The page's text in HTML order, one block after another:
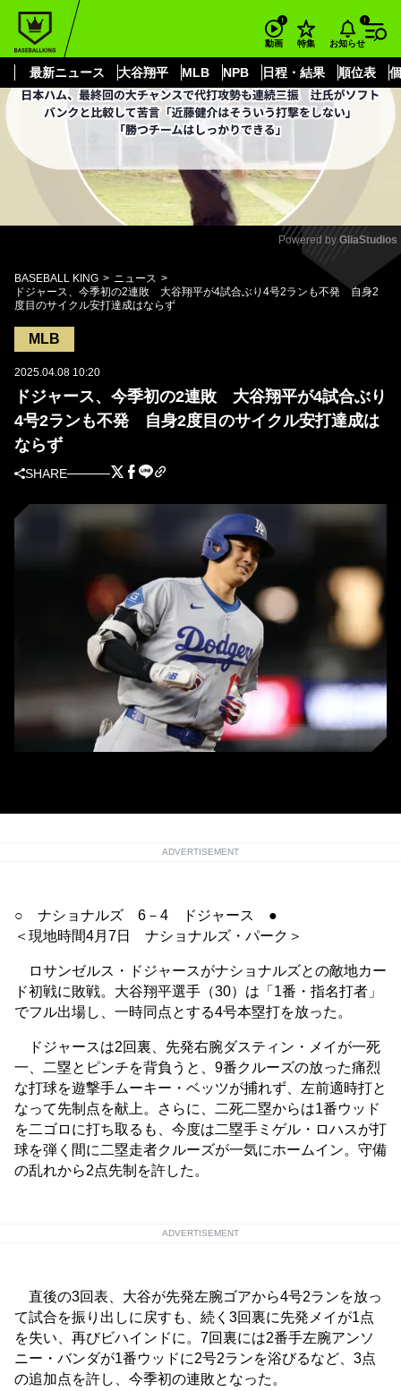
動画 特集 お知らせ
最新ニュース 大谷翔平 MLB NPB 日程・結果 順位表
もっと見る
Mute
Powered by GliaStudios
BASEBALL KING
ニュース
ドジャース、今季初の2連敗 大谷翔平が4試合ぶり4号2ランも不発 自身2
度目のサイクル安打達成はならず
MLB
2025.04.08 10:20
ドジャース、今季初の2連敗 大谷翔平が4試合ぶり
4号2ランも不発 自身2度目のサイクル安打達成は
ならず
SHARE
ADVERTISEMENT
○ ナショナルズ 6－4 ドジャース ●
＜現地時間4月7日 ナショナルズ・パーク＞
ロサンゼルス・ドジャースがナショナルズとの敵地カー
ド初戦に敗戦。大谷翔平選手（30）は「1番・指名打者」
でフル出場し、一時同点とする4号本塁打を放った。
ドジャースは2回裏、先発右腕ダスティン・メイが一死
一、二塁とピンチを背負うと、9番クルーズの放った痛烈
な打球を遊撃手ムーキー・ベッツが捕れず、左前適時打と
なって先制点を献上。さらに、二死二塁からは1番ウッド
を二ゴロに打ち取るも、今度は二塁手ミゲル・ロハスが打
球を弾く間に二塁走者クルーズが一気にホームイン。守備
の乱れから2点先制を許した。
ADVERTISEMENT
直後の3回表、大谷が先発左腕ゴアから4号2ランを放っ
て試合を振り出しに戻すも、続く3回裏に先発メイが1点
を失い、再びビハインドに。7回裏には2番手左腕アンソ
ニー・バンダが1番ウッドに2号2ランを浴びるなど、3点
の追加点を許し、今季初の連敗となった。